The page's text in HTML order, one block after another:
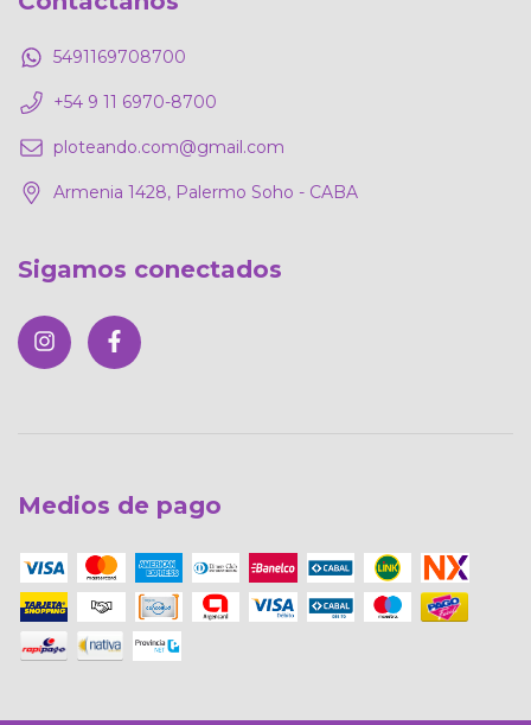
5491169708700
+54 9 11 6970-8700
ploteando.com@gmail.com
Armenia 1428, Palermo Soho - CABA
Sigamos conectados
Medios de pago